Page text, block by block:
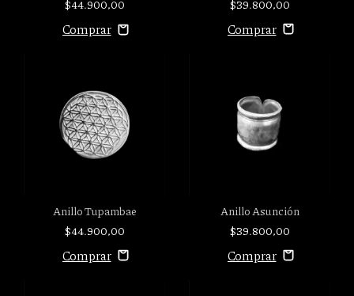
$44.900,00
$39.800,00
Anillo Tupambae
$44.900,00
Anillo Asunción
$39.800,00